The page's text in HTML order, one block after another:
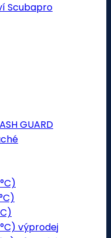
Scubapro
GUARD
výprodej